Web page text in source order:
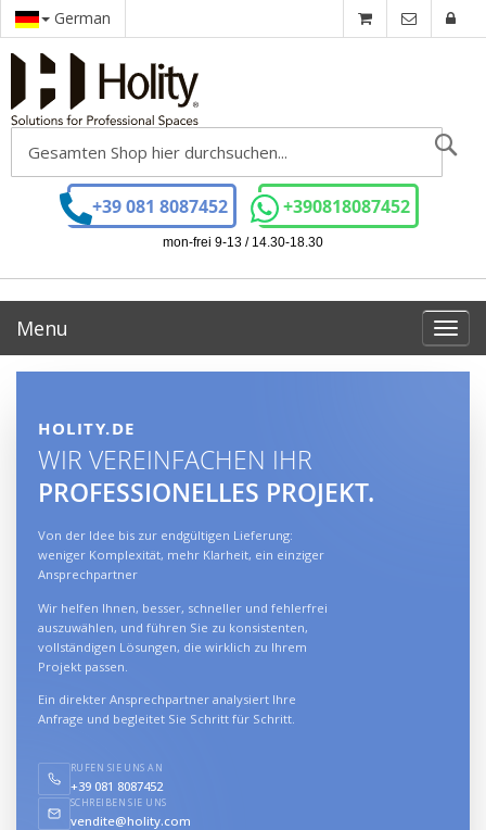
German
+39 081 8087452 +390818087452
mon-frei 9-13 / 14.30-18.30
Menu
HOLITY.DE
WIR VEREINFACHEN IHR
PROFESSIONELLES PROJEKT.
Von der Idee bis zur endgültigen Lieferung:
weniger Komplexität, mehr Klarheit, ein einziger
Ansprechpartner
Wir helfen Ihnen, besser, schneller und fehlerfrei
auszuwählen, und führen Sie zu konsistenten,
vollständigen Lösungen, die wirklich zu Ihrem
Projekt passen.
Ein direkter Ansprechpartner analysiert Ihre
Anfrage und begleitet Sie Schritt für Schritt.
RUFEN SIE UNS AN
+39 081 8087452
SCHREIBEN SIE UNS
vendite@holity.com